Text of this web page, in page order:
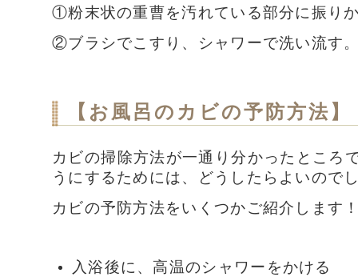
①粉末状の重曹を汚れている部分に振り
②ブラシでこすり、シャワーで洗い流す
【お風呂のカビの予防方法】
カビの掃除方法が一通り分かったところ
うにするためには、どうしたらよいので
カビの予防方法をいくつかご紹介します
入浴後に、高温のシャワーをかける